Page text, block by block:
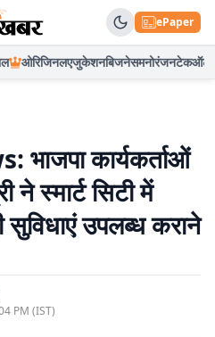
ePaper
ओरिजिनलएजुकेशनबिजनेसमनोरंजनटेकऑटो
कार्यकर्ताओं
स्मार्ट सिटी में
सुविधाएं उपलब्ध कराने
PM (IST)